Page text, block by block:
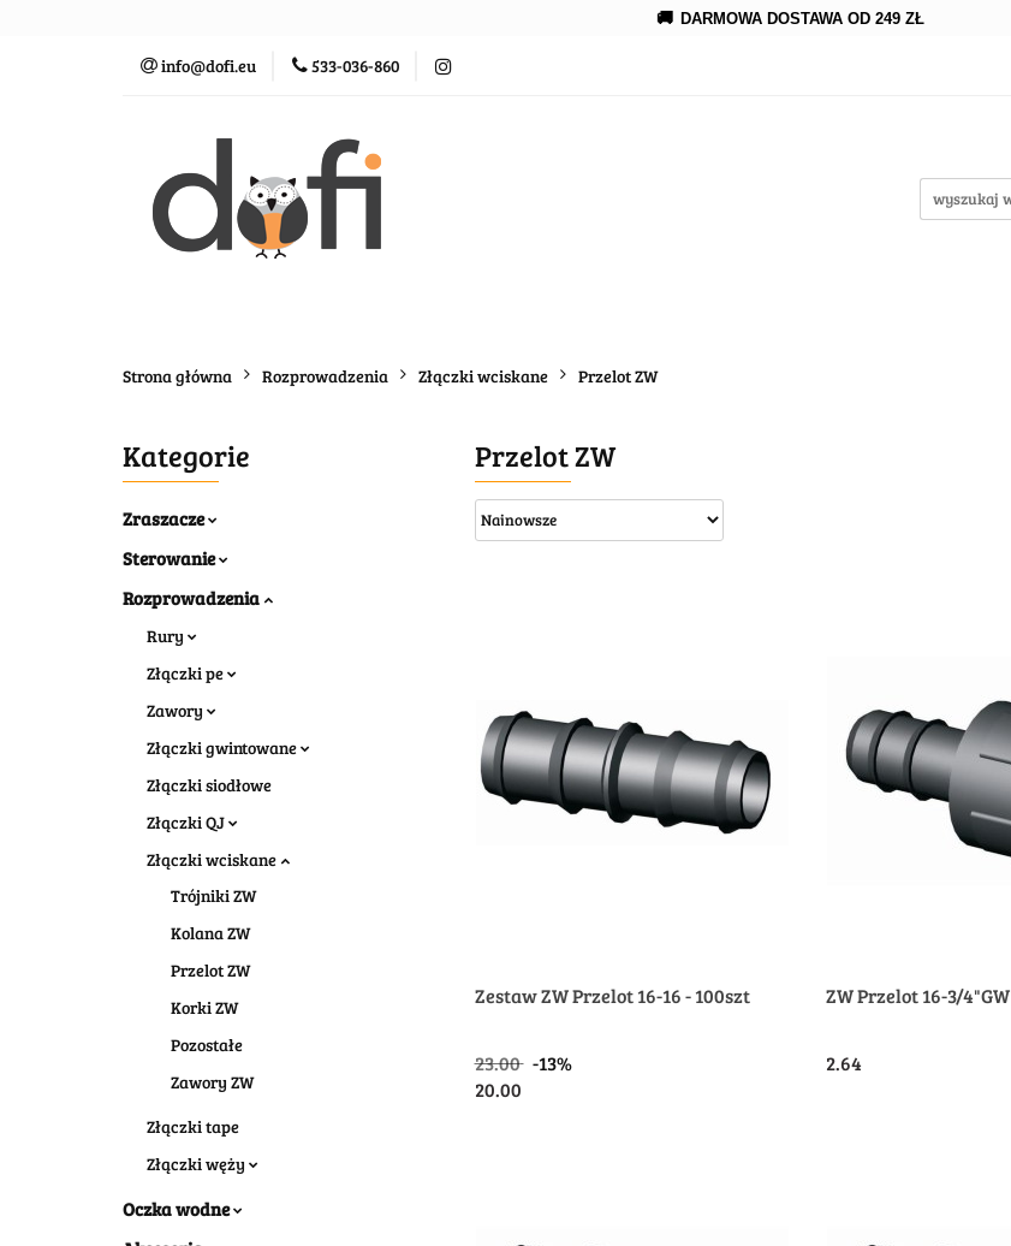
🚚 DARMOWA DOSTAWA OD 249 ZŁ
info@dofi.eu 533-036-860
Strona główna Rozprowadzenia Złączki wciskane Przelot ZW
Kategorie
Zraszacze
Sterowanie
Rozprowadzenia
Rury
Złączki pe
Zawory
Złączki gwintowane
Złączki siodłowe
Złączki QJ
Złączki wciskane
Trójniki ZW
Kolana ZW
Przelot ZW
Korki ZW
Pozostałe
Zawory ZW
Złączki tape
Złączki węży
Oczka wodne
Przelot ZW
Zestaw ZW Przelot 16-16 - 100szt
23.00 -13%
20.00
ZW Przelot 16-3/4"GW
2.64